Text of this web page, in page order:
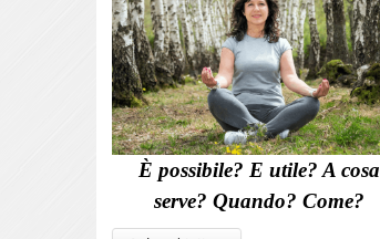
È possibile? E utile? A cosa
serve? Quando? Come?